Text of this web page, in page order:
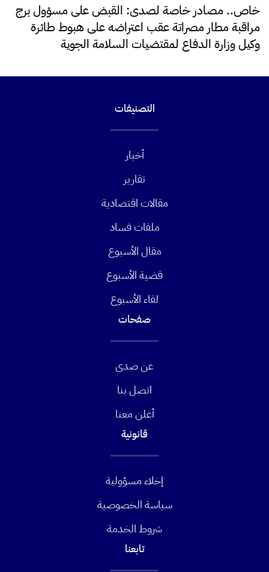
خاص.. مصادر خاصة لصدى: القبض على مسؤول برج
مراقبة مطار مصراتة عقب اعتراضه على هبوط طائرة
وكيل وزارة الدفاع لمقتضيات السلامة الجوية
التصنيفات
أخبار
تقارير
مقالات اقتصادية
ملفات فساد
مقال الأسبوع
قضية الأسبوع
لقاء الأسبوع
صفحات
عن صدى
اتصل بنا
أعلن معنا
قانونية
إخلاء مسؤولية
سياسة الخصوصية
شروط الخدمة
تابعنا